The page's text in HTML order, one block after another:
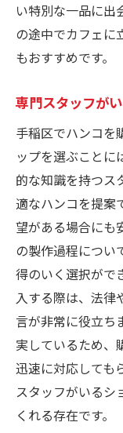
い特別な一品に出
の途中でカフェに
もおすすめです。
専門スタッフが
手稲区でハンコを
ップを選ぶことに
的な知識を持つス
適なハンコを提案
望がある場合にも
の製作過程につい
得のいく選択がで
入する際は、法律
言が非常に役立ち
実しているため、
迅速に対応しても
スタッフがいるシ
くれる存在です。